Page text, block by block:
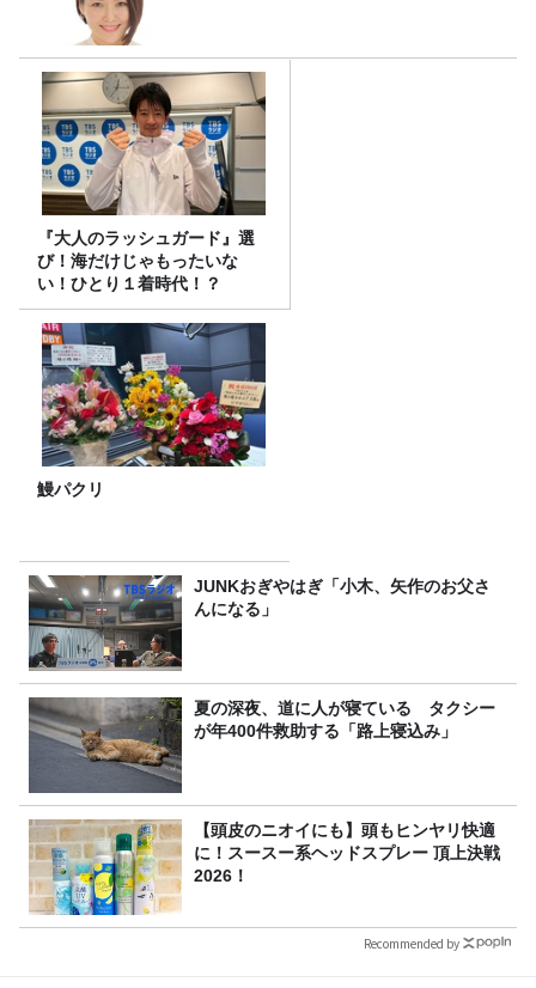
『大人のラッシュガード』選
び！海だけじゃもったいな
い！ひとり１着時代！？
鰻パクリ
JUNKおぎやはぎ「小木、矢作のお父さ
んになる」
夏の深夜、道に人が寝ている タクシー
が年400件救助する「路上寝込み」
【頭皮のニオイにも】頭もヒンヤリ快適
に！スースー系ヘッドスプレー 頂上決戦
2026！
Recommended by